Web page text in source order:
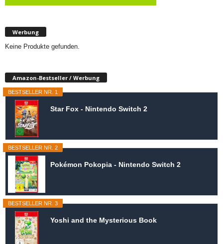
Werbung
Keine Produkte gefunden.
Amazon-Bestseller / Werbung
BESTSELLER NR. 1
Star Fox - Nintendo Switch 2
BESTSELLER NR. 2
Pokémon Pokopia - Nintendo Switch 2
BESTSELLER NR. 3
Yoshi and the Mysterious Book